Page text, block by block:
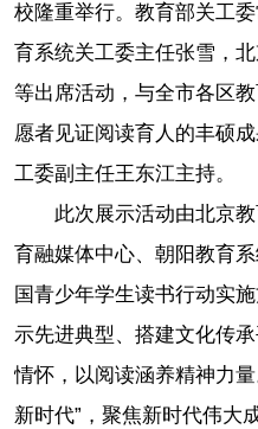
校隆重举行。教育部关工
育系统关工委主任张雪，
等出席活动，与全市各区
愿者见证阅读育人的丰硕
工委副主任王东江主持。
此次展示活动由北京
育融媒体中心、朝阳教育
国青少年学生读书行动实
示先进典型、搭建文化传
情怀，以阅读涵养精神力
新时代”，聚焦新时代伟大